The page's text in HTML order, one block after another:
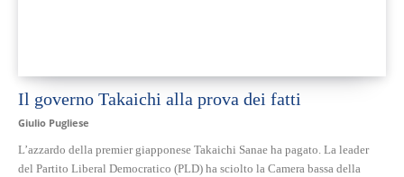
Il governo Takaichi alla prova dei fatti
Giulio Pugliese
L’azzardo della premier giapponese Takaichi Sanae ha pagato. La leader
del Partito Liberal Democratico (PLD) ha sciolto la Camera bassa della